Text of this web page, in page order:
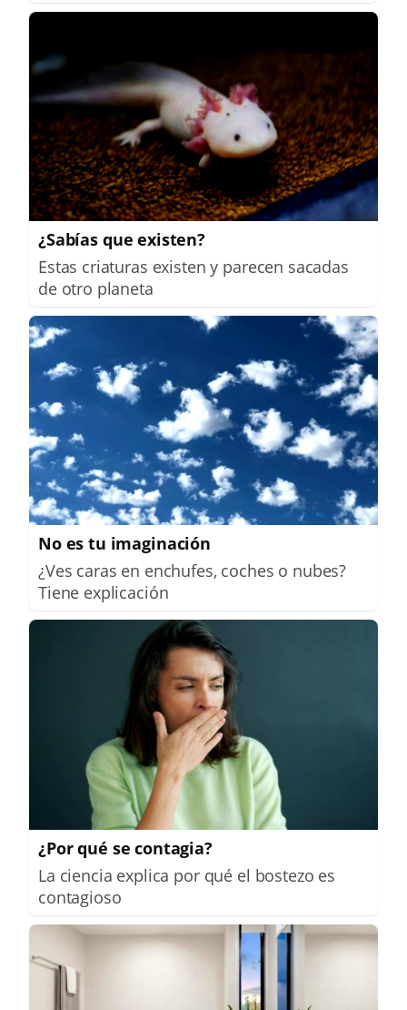
¿Sabías que existen?
Estas criaturas existen y parecen sacadas
de otro planeta
No es tu imaginación
¿Ves caras en enchufes, coches o nubes?
Tiene explicación
¿Por qué se contagia?
La ciencia explica por qué el bostezo es
contagioso